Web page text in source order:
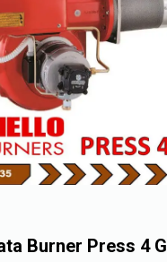
Burner Press 4 G